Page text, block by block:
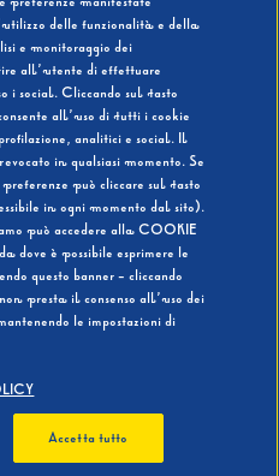
NO
delle funzionalità e della
e monitoraggio dei
all’utente di effettuare
i social. Cliccando sul tasto
all’uso di tutti i cookie
analitici e social. Il
in qualsiasi momento. Se
può cliccare sul tasto
in ogni momento dal sito).
può accedere alla COOKIE
dove è possibile esprimere le
questo banner - cliccando
presta il consenso all’uso dei
le impostazioni di
Accetta tutto